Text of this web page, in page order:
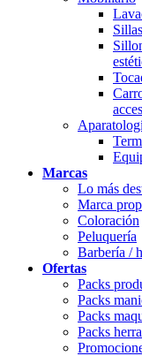
Marcas
Lo más
Marca
Coloración
Peluquería
Barbería /
Ofertas
Packs
Packs
Packs
Packs